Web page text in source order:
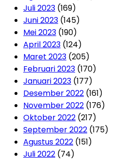
Juli 2023 (169)
Juni 2023 (145)
Mei 2023 (190)
April 2023 (124)
Maret 2023 (205)
Februari 2023 (170)
Januari 2023 (177)
Desember 2022 (161)
November 2022 (176)
Oktober 2022 (217)
September 2022 (175)
Agustus 2022 (151)
Juli 2022 (74)